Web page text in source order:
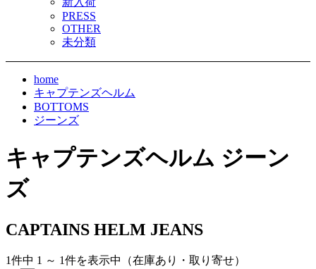
PRESS
OTHER
未分類
home
キャプテンズヘルム
BOTTOMS
ジーンズ
キャプテンズヘルム ジーン
ズ
CAPTAINS HELM JEANS
1件中 1 ～ 1件を表示中（在庫あり・取り寄せ）